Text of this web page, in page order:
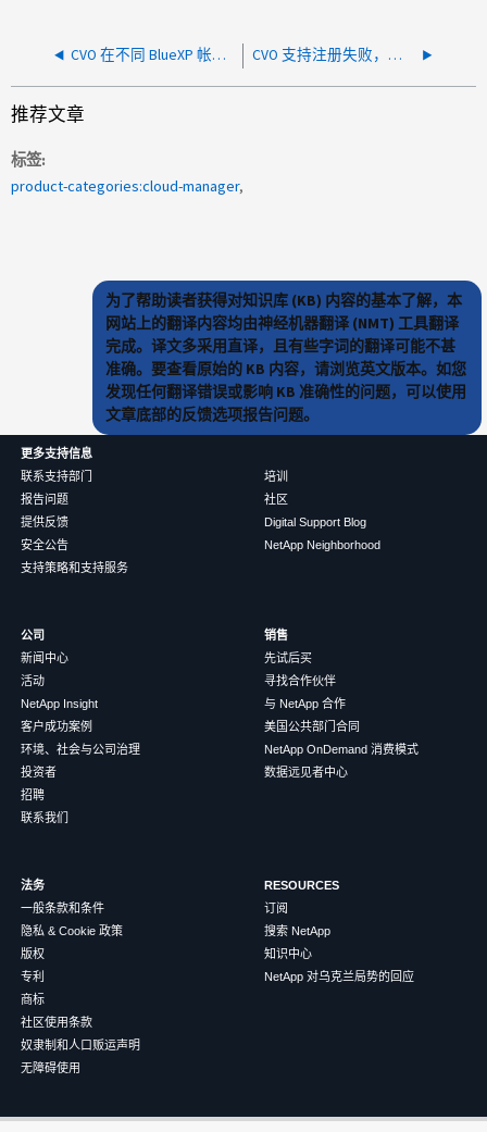
CVO 在不同 BlueXP 帐户的连接器上被发现后几天关闭 CVO 支持注册失败，无法使用 BlueXP UI 进行升级
推荐文章
标签
product-categories:cloud-manager
为了帮助读者获得对知识库 (KB) 内容的基本了解，本
网站上的翻译内容均由神经机器翻译 (NMT) 工具翻译
完成。译文多采用直译，且有些字词的翻译可能不甚
准确。要查看原始的 KB 内容，请浏览英文版本。如您
发现任何翻译错误或影响 KB 准确性的问题，可以使用
文章底部的反馈选项报告问题。
更多支持信息
联系支持部门
报告问题
提供反馈
安全公告
支持策略和支持服务
培训
社区
Digital Support Blog
NetApp Neighborhood
公司
新闻中心
活动
NetApp Insight
客户成功案例
环境、社会与公司治理
投资者
招聘
联系我们
销售
先试后买
寻找合作伙伴
与 NetApp 合作
美国公共部门合同
NetApp OnDemand 消费模式
数据远见者中心
法务
一般条款和条件
隐私 & Cookie 政策
版权
专利
商标
社区使用条款
奴隶制和人口贩运声明
无障碍使用
RESOURCES
订阅
搜索 NetApp
知识中心
NetApp 对乌克兰局势的回应